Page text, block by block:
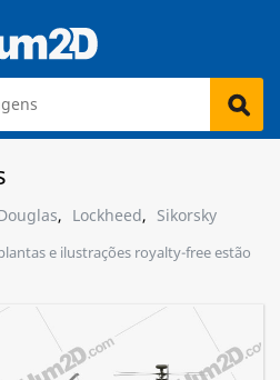
, Lockheed, Sikorsky
e ilustrações royalty-free estão